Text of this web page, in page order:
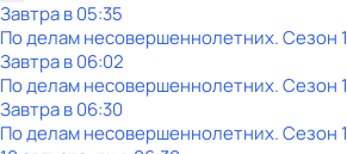
Завтра в 05:35
По делам несовершеннолетних. Сезон 1
Завтра в 06:02
По делам несовершеннолетних. Сезон 1
Завтра в 06:30
По делам несовершеннолетних. Сезон 1